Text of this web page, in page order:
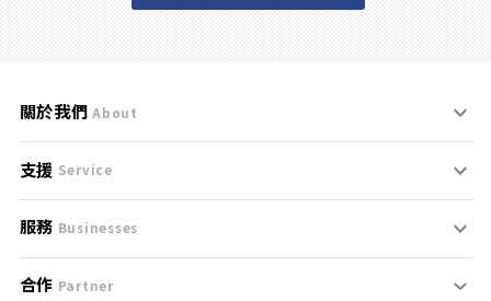
關於我們 About
刊登規範
服務條款
免責聲明
支援 Service
支援中心
聯絡我們
服務 Businesses
什麼是Goo鑑定？
合作 Partner